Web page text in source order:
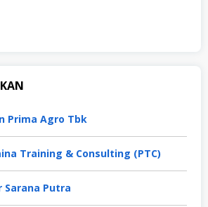
Prima Agro Tbk
Training & Consulting (PTC)
Sarana Putra